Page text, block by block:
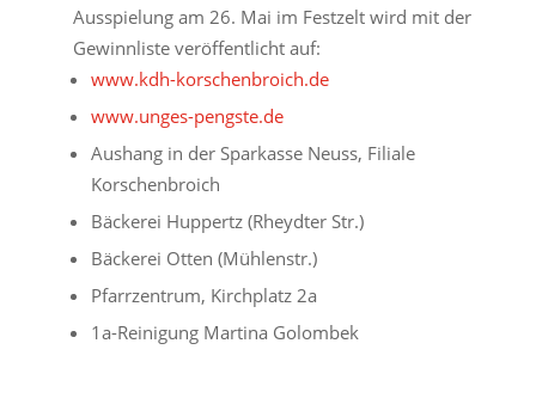
Ausspielung am 26. Mai im Festzelt wird mit der
Gewinnliste veröffentlicht auf:
www.kdh-korschenbroich.de
www.unges-pengste.de
Aushang in der Sparkasse Neuss, Filiale
Korschenbroich
Bäckerei Huppertz (Rheydter Str.)
Bäckerei Otten (Mühlenstr.)
Pfarrzentrum, Kirchplatz 2a
1a-Reinigung Martina Golombek